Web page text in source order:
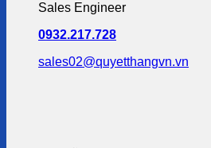
Sales Engineer
0932.217.728
sales02@quyetthangvn.vn